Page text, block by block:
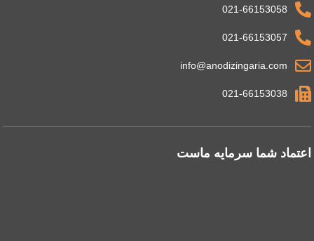
021-66153058
021-66153057
info@anodizingaria.com
021-66153038
اعتماد شما سرمایه ماست